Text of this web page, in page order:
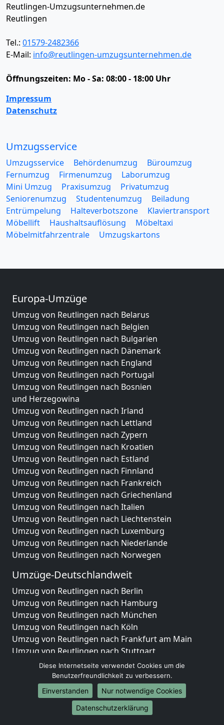
Reutlingen-Umzugsunternehmen.de
Reutlingen
Tel.: 01579-2482366
E-Mail: info@reutlingen-umzugsunternehmen.de
Öffnungszeiten: Mo - Sa: 08:00 - 18:00 Uhr
Impressum
Datenschutz
Umzugsservice
Umzugsservice Behördenumzug
Büroumzug
Fernumzug
Firmenumzug
Laborumzug
Mini Umzug
Praxisumzug
Privatumzug
Seniorenumzug
Studentenumzug
Beiladung
Entrümpelung
Halteverbotszone
Klaviertransport
Möbellift
Haushaltsauflösung
Möbeltaxi
Möbelmitfahrzentrale
Umzugskartons
Europa-Umzüge
Umzug von Reutlingen nach Belarus
Umzug von Reutlingen nach Belgien
Umzug von Reutlingen nach Bulgarien
Umzug von Reutlingen nach Dänemark
Umzug von Reutlingen nach England
Umzug von Reutlingen nach Portugal
Umzug von Reutlingen nach Bosnien
und Herzegowina
Umzug von Reutlingen nach Irland
Umzug von Reutlingen nach Lettland
Umzug von Reutlingen nach Zypern
Umzug von Reutlingen nach Kroatien
Umzug von Reutlingen nach Estland
Umzug von Reutlingen nach Finnland
Umzug von Reutlingen nach Frankreich
Umzug von Reutlingen nach Griechenland
Umzug von Reutlingen nach Italien
Umzug von Reutlingen nach Liechtenstein
Umzug von Reutlingen nach Luxemburg
Umzug von Reutlingen nach Niederlande
Umzug von Reutlingen nach Norwegen
Umzüge-Deutschlandweit
Umzug von Reutlingen nach Berlin
Umzug von Reutlingen nach Hamburg
Umzug von Reutlingen nach München
Umzug von Reutlingen nach Köln
Umzug von Reutlingen nach Frankfurt am Main
Umzug von Reutlingen nach Stuttgart
Umzug von Reutlingen nach Düsseldorf
Umzug von Reutlingen nach Leipzig
Umzug von Reutlingen nach Dortmund
Umzug von Reutlingen nach Essen
Umzug von Reutlingen nach Bremen
Diese Internetseite verwendet Cookies um die
Benutzerfreundlichkeit zu verbessern.
Einverstanden
Nur notwendige Cookies
Datenschutzerklärung